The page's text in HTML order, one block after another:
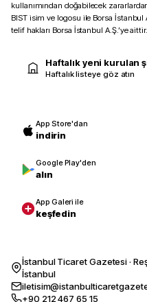
kullanımından doğabilecek
BIST isim ve logosu ile Borsa İstanbul
telif hakları Borsa İstanbul A.Ş.’ye aittir.
Haftalık yeni kurulan
Haftalık listeye göz atın
App Store'dan
indirin
Google Play'den
alın
App Galeri ile
keşfedin
İstanbul Ticaret Gazetesi ·
İstanbul
+90 212 467 65 15